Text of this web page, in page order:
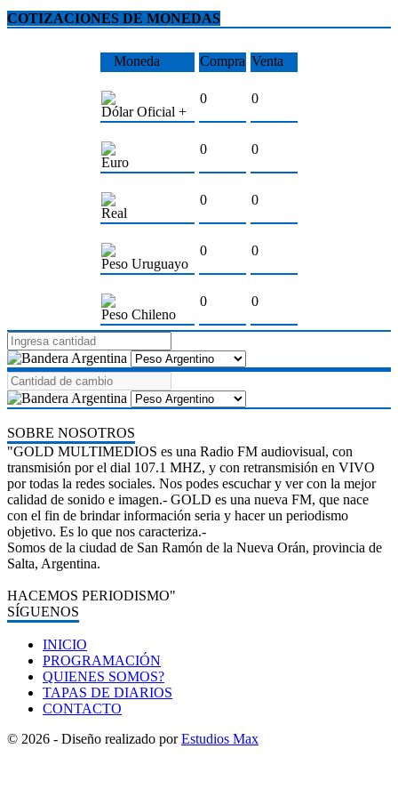
COTIZACIONES DE MONEDAS
Moneda Compra Venta
Dólar Oficial +
0 0
Euro
0 0
Real
0 0
Peso Uruguayo
0 0
Peso Chileno
0 0
SOBRE NOSOTROS
"GOLD MULTIMEDIOS es una Radio FM audiovisual, con
transmisión por el dial 107.1 MHZ, y con retransmisión en VIVO
por todas la redes sociales. Nos podes escuchar y ver con la mejor
calidad de sonido e imagen.- GOLD es una nueva FM, que nace
con el fin de brindar información seria y hacer un periodismo
objetivo. Es lo que nos caracteriza.-
Somos de la ciudad de San Ramón de la Nueva Orán, provincia de
Salta, Argentina.
HACEMOS PERIODISMO"
SÍGUENOS
INICIO
PROGRAMACIÓN
QUIENES SOMOS?
TAPAS DE DIARIOS
CONTACTO
© 2026 - Diseño realizado porEstudios Max